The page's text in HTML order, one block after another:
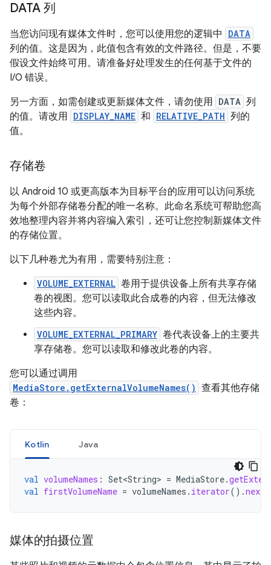
DATA 列
当您访问现有媒体文件时，您可以使用您的逻辑中 DATA
列的值。这是因为，此值包含有效的文件路径。但是，不要
假设文件始终可用。请准备好处理发生的任何基于文件的
I/O 错误。
另一方面，如需创建或更新媒体文件，请勿使用 DATA 列
的值。请改用 DISPLAY_NAME 和 RELATIVE_PATH 列的
值。
存储卷
以 Android 10 或更高版本为目标平台的应用可以访问系统
为每个外部存储卷分配的唯一名称。此命名系统可帮助您高
效地整理内容并将内容编入索引，还可让您控制新媒体文件
的存储位置。
以下几种卷尤为有用，需要特别注意：
VOLUME_EXTERNAL 卷用于提供设备上所有共享存储
卷的视图。您可以读取此合成卷的内容，但无法修改
这些内容。
VOLUME_EXTERNAL_PRIMARY 卷代表设备上的主要共
享存储卷。您可以读取和修改此卷的内容。
您可以通过调用
MediaStore.getExternalVolumeNames() 查看其他存储
卷：
Kotlin Java
val volumeNames : Set<String> = MediaStore.
val firstVolumeName = volumeNames . iterator().next
媒体的拍摄位置